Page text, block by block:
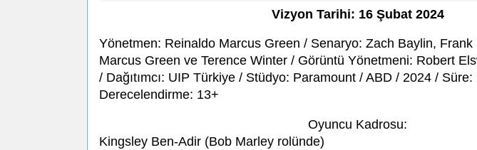
Vizyon Tarihi: 16 Şubat 2024
Yönetmen: Reinaldo Marcus Green / Senaryo: Zach Baylin,
Marcus Green ve Terence Winter / Görüntü Yönetmeni: Robert
/ Dağıtımcı: UIP Türkiye / Stüdyo: Paramount / ABD / 2024 /
Derecelendirme: 13+
Oyuncu Kadrosu:
Kingsley Ben-Adir (Bob Marley rolünde)